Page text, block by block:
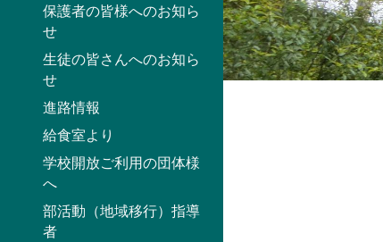
保護者の皆様へのお知ら
せ
生徒の皆さんへのお知ら
せ
進路情報
給食室より
学校開放ご利用の団体様
へ
部活動（地域移行）指導
者